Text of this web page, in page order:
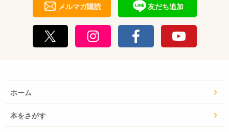
メルマガ購読 友だち追加
ホーム
本をさがす